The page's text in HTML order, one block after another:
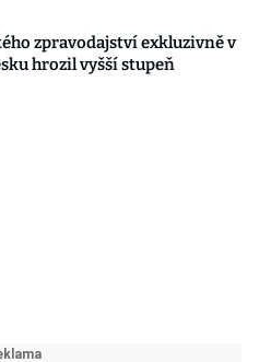
zpravodajství exkluzivně v
hrozil vyšší stupeň